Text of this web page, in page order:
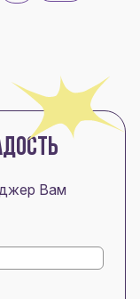
Вам